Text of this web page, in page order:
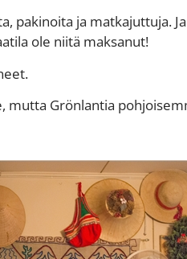
pakinoita ja matkajuttuja.
ole niitä maksanut!
mutta Grönlantia